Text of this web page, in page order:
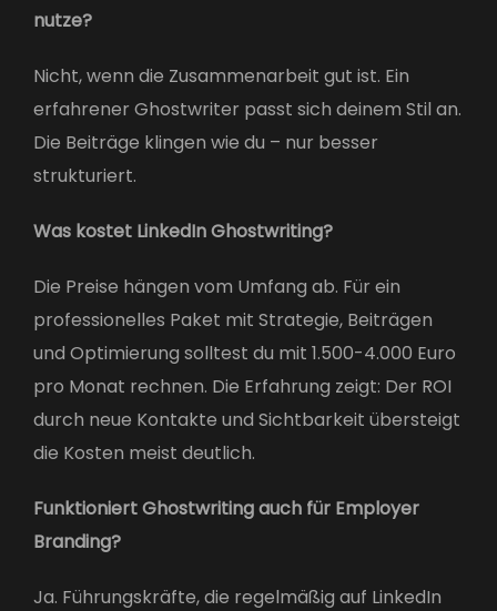
nutze?
Nicht, wenn die Zusammenarbeit gut ist. Ein
erfahrener Ghostwriter passt sich deinem Stil an.
Die Beiträge klingen wie du – nur besser
strukturiert.
Was kostet LinkedIn Ghostwriting?
Die Preise hängen vom Umfang ab. Für ein
professionelles Paket mit Strategie, Beiträgen
und Optimierung solltest du mit 1.500-4.000 Euro
pro Monat rechnen. Die Erfahrung zeigt: Der ROI
durch neue Kontakte und Sichtbarkeit übersteigt
die Kosten meist deutlich.
Funktioniert Ghostwriting auch für Employer
Branding?
Ja. Führungskräfte, die regelmäßig auf LinkedIn